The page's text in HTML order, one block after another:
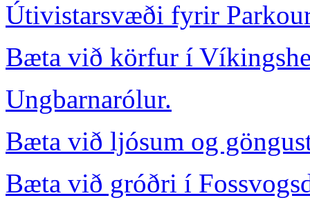
Útivistarsvæði fyrir
Bæta við körfur í
Ungbarnarólur.
Bæta við ljósum og
Bæta við gróðri í